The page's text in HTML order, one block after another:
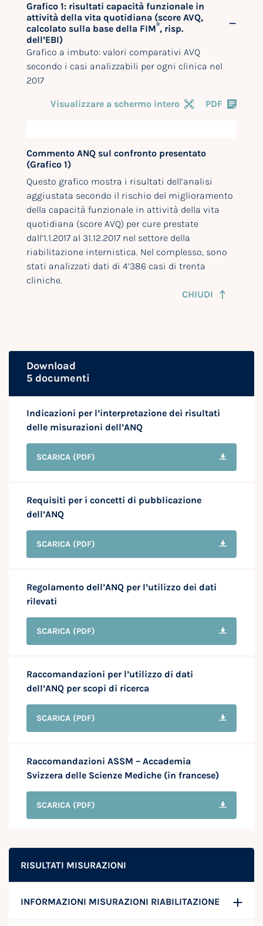
RISULTATI MISURAZIONI
INFORMAZIONI MISURAZIONI RIABILITAZIONE
Grafico 1: risultati capacità funzionale in
attività della vita quotidiana (score AVQ,
calcolato sulla base della FIM®, risp.
dell’EBI)
Grafico a imbuto: valori comparativi AVQ
secondo i casi analizzabili per ogni clinica nel
2017
Visualizzare a schermo intero PDF
Commento ANQ sul confronto presentato
(Grafico 1)
Questo grafico mostra i risultati dell’analisi
aggiustata secondo il rischio del miglioramento
della capacità funzionale in attività della vita
quotidiana (score AVQ) per cure prestate
dall’1.1.2017 al 31.12.2017 nel settore della
riabilitazione internistica. Nel complesso, sono
stati analizzati dati di 4’386 casi di trenta
cliniche.
CHIUDI
Download
5 documenti
Indicazioni per l’interpretazione dei risultati
delle misurazioni dell’ANQ
SCARICA (PDF)
Requisiti per i concetti di pubblicazione
dell’ANQ
SCARICA (PDF)
Regolamento dell’ANQ per l’utilizzo dei dati
rilevati
SCARICA (PDF)
Raccomandazioni per l’utilizzo di dati
dell’ANQ per scopi di ricerca
SCARICA (PDF)
Raccomandazioni ASSM – Accademia
Svizzera delle Scienze Mediche (in francese)
SCARICA (PDF)